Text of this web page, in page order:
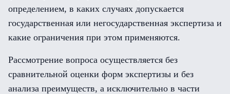
определением, в каких случаях допускается
государственная или негосударственная экспертиза и
какие ограничения при этом применяются.
Рассмотрение вопроса осуществляется без
сравнительной оценки форм экспертизы и без
анализа преимуществ, а исключительно в части